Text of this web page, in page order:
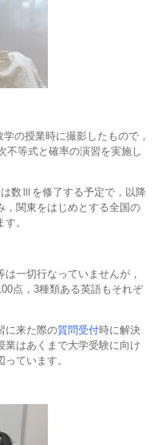
の授業時に撮影したもので，
不等式と確率の演習を実施し
数Ⅲを修了する予定で，以降
，関東をはじめとする全国の
。
一切行なっていませんが，
点，3種類ある英語もそれぞ
に来た際の質問受付時に解決
業はあくまで大学受験に向け
ています。